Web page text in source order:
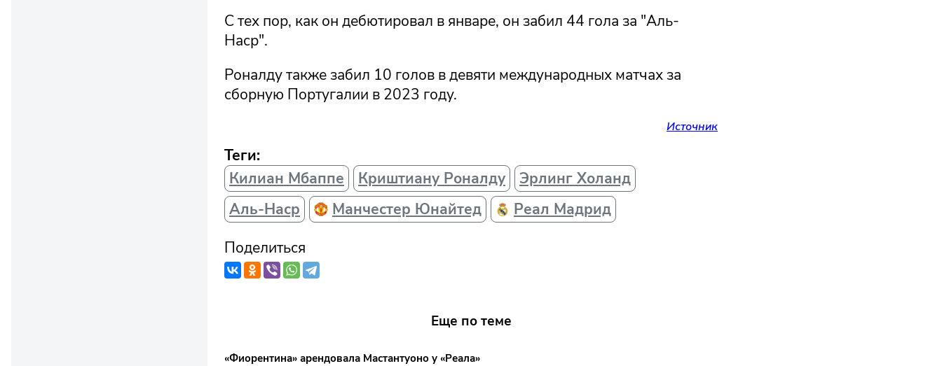
С тех пор, как он дебютировал в январе, он забил 44 гола за "Аль-
Наср".
Роналду также забил 10 голов в девяти международных матчах за
сборную Португалии в 2023 году.
Источник
Теги:
Килиан Мбаппе
Криштиану Роналду
Эрлинг Холанд
Аль-Наср
Манчестер Юнайтед
Реал Мадрид
Поделиться
Еще по теме
«Фиорентина» арендовала Мастантуоно у «Реала»